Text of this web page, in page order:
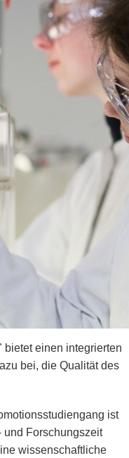
einen integrierten
bei, die Qualität des
ist
und Forschungszeit
wissenschaftliche